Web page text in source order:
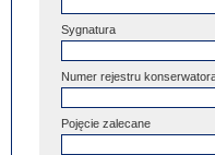
Sygnatura
Numer rejestru
Pojęcie zalecane